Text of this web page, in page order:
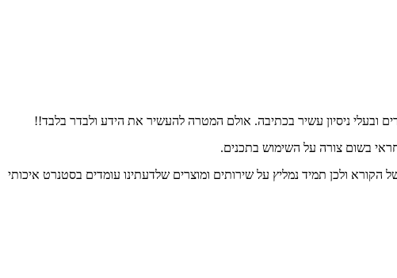
ובעלי ניסיון עשיר בכתיבה. אולם המטרה להעשיר את הידע ולבדר בלבד!!
בשום צורה על השימוש בתכנים.
הקורא ולכן תמיד נמליץ על שירותים ומוצרים שלדעתינו עומדים בסטנרט איכותי